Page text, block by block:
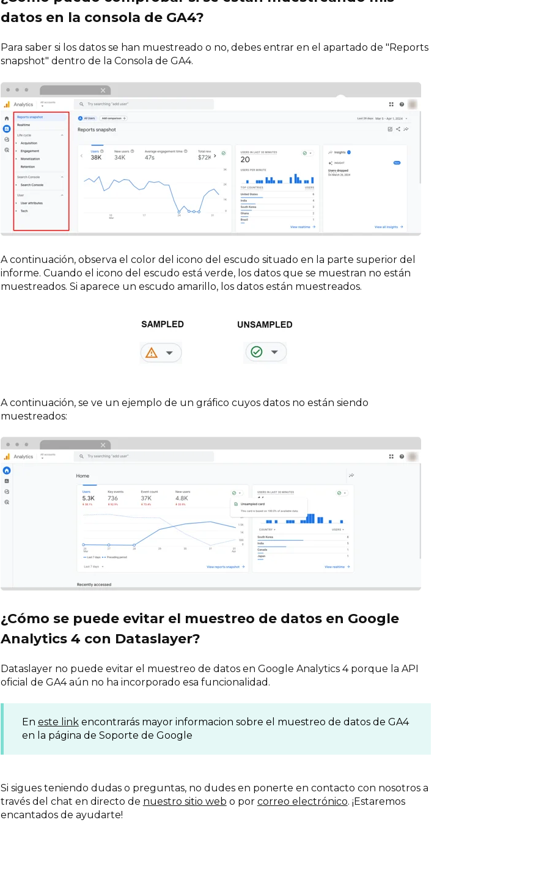
datos en la consola de GA4?
Para saber si los datos se han muestreado o no, debes entrar en el apartado de "Reports
snapshot" dentro de la Consola de GA4.
A continuación, observa el color del icono del escudo situado en la parte superior del
informe. Cuando el icono del escudo está verde, los datos que se muestran no están
muestreados. Si aparece un escudo amarillo, los datos están muestreados.
A continuación, se ve un ejemplo de un gráfico cuyos datos no están siendo
muestreados:
¿Cómo se puede evitar el muestreo de datos en Google
Analytics 4 con Dataslayer?
Dataslayer no puede evitar el muestreo de datos en Google Analytics 4 porque la API
oficial de GA4 aún no ha incorporado esa funcionalidad.
En este link encontrarás mayor informacion sobre el muestreo de datos de GA4
en la página de Soporte de Google
Si sigues teniendo dudas o preguntas, no dudes en ponerte en contacto con nosotros a
través del chat en directo de nuestro sitio web o por correo electrónico. ¡Estaremos
encantados de ayudarte!